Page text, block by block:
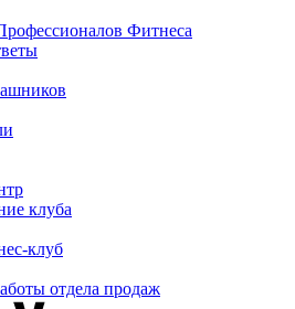
Фитнеса
клуба
клуб
отдела продаж